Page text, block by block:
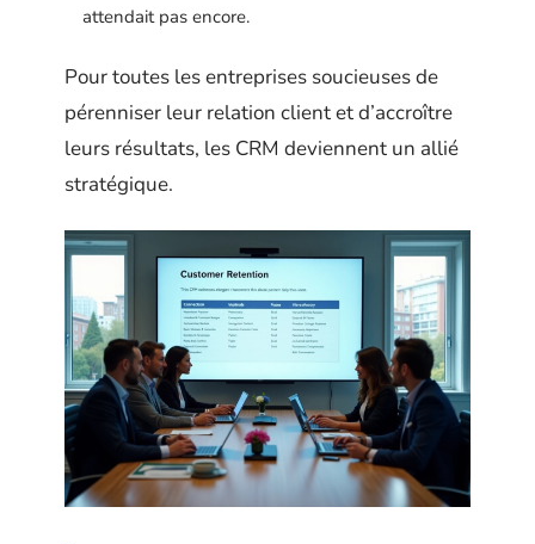
attendait pas encore.
Pour toutes les entreprises soucieuses de
pérenniser leur relation client et d’accroître
leurs résultats, les CRM deviennent un allié
stratégique.